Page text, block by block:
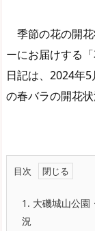
季節の花の開花
ーにお届けする
日記は、2024年
の春バラの開花状
目次
1. 大磯城山公
況